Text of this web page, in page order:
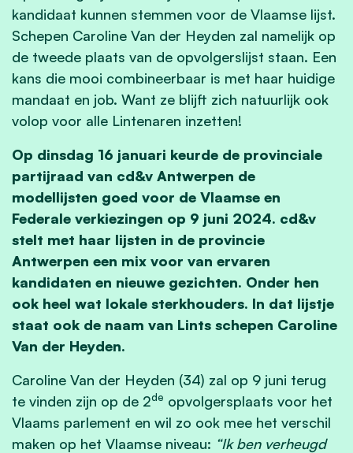
kandidaat kunnen stemmen voor de Vlaamse lijst.
Schepen Caroline Van der Heyden zal namelijk op
de tweede plaats van de opvolgerslijst staan. Een
kans die mooi combineerbaar is met haar huidige
mandaat en job. Want ze blijft zich natuurlijk ook
volop voor alle Lintenaren inzetten!
Op dinsdag 16 januari keurde de provinciale
partijraad van cd&v Antwerpen de
modellijsten goed voor de Vlaamse en
Federale verkiezingen op 9 juni 2024. cd&v
stelt met haar lijsten in de provincie
Antwerpen een mix voor van ervaren
kandidaten en nieuwe gezichten. Onder hen
ook heel wat lokale sterkhouders. In dat lijstje
staat ook de naam van Lints schepen Caroline
Van der Heyden.
Caroline Van der Heyden (34) zal op 9 juni terug
te vinden zijn op de 2de opvolgersplaats voor het
Vlaams parlement en wil zo ook mee het verschil
maken op het Vlaamse niveau: “Ik ben verheugd